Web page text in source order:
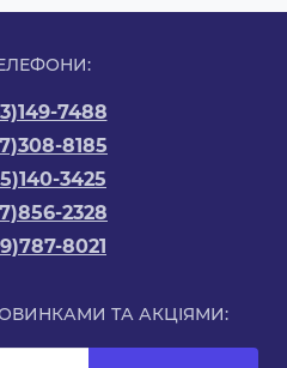
7488
8185
3425
2328
8021
ТА АКЦІЯМИ: